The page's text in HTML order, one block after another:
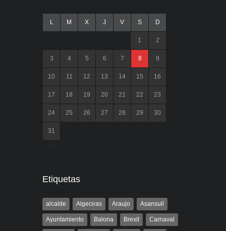
L M X J V S D
1 2
3 4 5 6 7 8 9
10 11 12 13 14 15 16
17 18 19 20 21 22 23
24 25 26 27 28 29 30
31
Etiquetas
alcalde Algeciras Araujo Asansull
Ayuntamiento Balona Brexit Carnaval